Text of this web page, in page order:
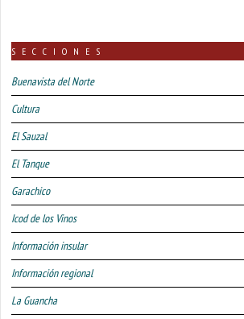
SECCIONES
Buenavista del Norte
Cultura
El Sauzal
El Tanque
Garachico
Icod de los Vinos
Información insular
Información regional
La Guancha